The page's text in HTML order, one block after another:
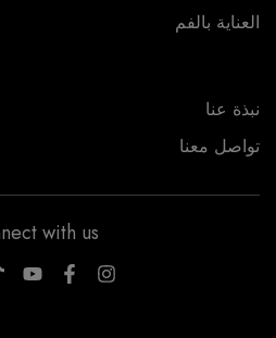
العناية بالفم
نبذة عنا
تواصل معنا
with us